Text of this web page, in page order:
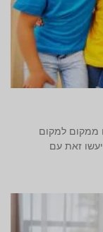
ממקום למקום
זאת עם